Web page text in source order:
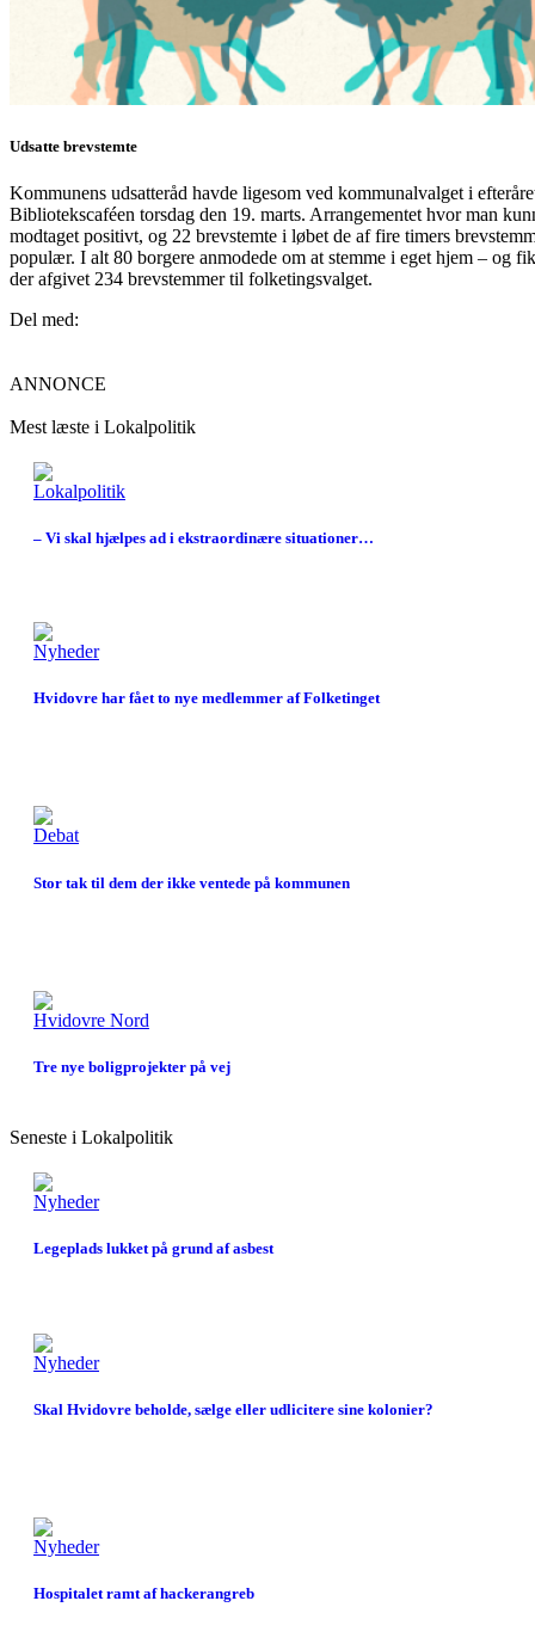
Udsatte brevstemte
Kommunens udsatteråd havde ligesom ved kommunalvalget i
Bibliotekscaféen torsdag den 19. marts. Arrangementet hvor man
modtaget positivt, og 22 brevstemte i løbet de af fire timers
populær. I alt 80 borgere anmodede om at stemme i eget hjem – og
der afgivet 234 brevstemmer til folketingsvalget.
Del med:
ANNONCE
Mest læste i Lokalpolitik
Lokalpolitik
– Vi skal hjælpes ad i ekstraordinære situationer…
Nyheder
Hvidovre har fået to nye medlemmer af Folketinget
Debat
Stor tak til dem der ikke ventede på kommunen
Hvidovre Nord
Tre nye boligprojekter på vej
Seneste i Lokalpolitik
Nyheder
Legeplads lukket på grund af asbest
Nyheder
Skal Hvidovre beholde, sælge eller udlicitere sine kolonier?
Nyheder
Hospitalet ramt af hackerangreb